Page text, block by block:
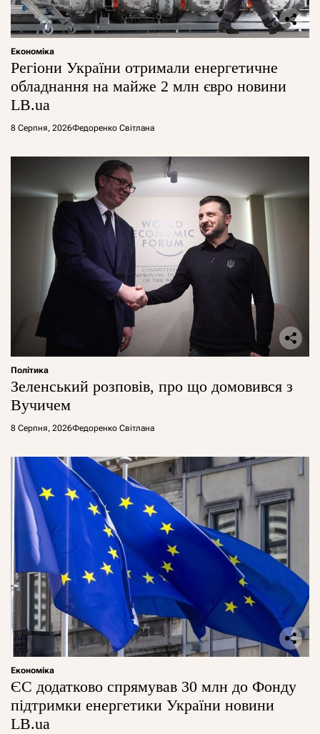
Економіка
Регіони України отримали енергетичне
обладнання на майже 2 млн євро новини
LB.ua
8 Серпня, 2026Федоренко Світлана
Політика
Зеленський розповів, про що домовився з
Вучичем
8 Серпня, 2026Федоренко Світлана
Економіка
ЄС додатково спрямував 30 млн до Фонду
підтримки енергетики України новини
LB.ua